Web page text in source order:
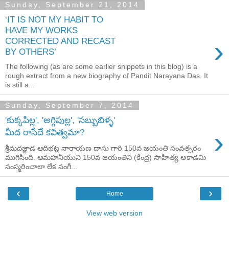
Sunday, September 21, 2014
‘IT IS NOT MY HABIT TO
HAVE MY WORKS
CORRECTED AND RECAST
BY OTHERS’
›
The following (as are some earlier snippets in this blog) is a
rough extract from a new biography of Pandit Narayana Das. It
is still a...
Sunday, September 7, 2014
'కుక్కపిల్ల', 'అగ్గిపుల్ల', 'సబ్బుబిళ్ళ'
మీద రాసేదే కవిత్వమా?
›
శ్రీమదజ్జాడ ఆదిభట్ల నారాయణ దాసు గారి 150వ జయంతి సంవత్సరం
ముగిసింది. ఆమహనీయుని 150వ జయంతిని (కేంద్ర) సాహిత్య అకాడమి
సంస్మరించాలా లేక సంగీ...
‹ ›
Home
View web version